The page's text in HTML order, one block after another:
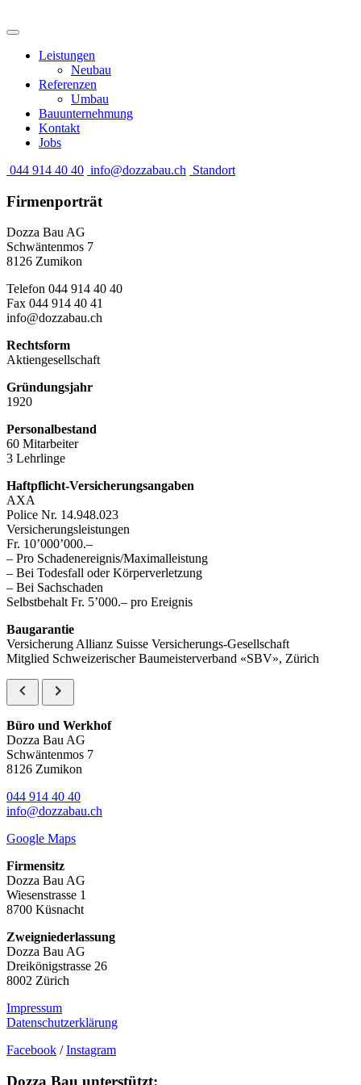
Leistungen
Neubau
Referenzen
Umbau
Bauunternehmung
Kontakt
Jobs
044 914 40 40 info@dozzabau.ch Standort
Firmenporträt
Dozza Bau AG
Schwäntenmos 7
8126 Zumikon
Telefon 044 914 40 40
Fax 044 914 40 41
info@dozzabau.ch
Rechtsform
Aktiengesellschaft
Gründungsjahr
1920
Personalbestand
60 Mitarbeiter
3 Lehrlinge
Haftpflicht-Versicherungsangaben
AXA
Police Nr. 14.948.023
Versicherungsleistungen
Fr. 10’000’000.–
– Pro Schadenereignis/Maximalleistung
– Bei Todesfall oder Körperverletzung
– Bei Sachschaden
Selbstbehalt Fr. 5’000.– pro Ereignis
Baugarantie
Versicherung Allianz Suisse Versicherungs-Gesellschaft
Mitglied Schweizerischer Baumeisterverband «SBV», Zürich
Büro und Werkhof
Dozza Bau AG
Schwäntenmos 7
8126 Zumikon
044 914 40 40
info@dozzabau.ch
Google Maps
Firmensitz
Dozza Bau AG
Wiesenstrasse 1
8700 Küsnacht
Zweigniederlassung
Dozza Bau AG
Dreikönigstrasse 26
8002 Zürich
Impressum
Datenschutzerklärung
Facebook /Instagram
Dozza Bau unterstützt: